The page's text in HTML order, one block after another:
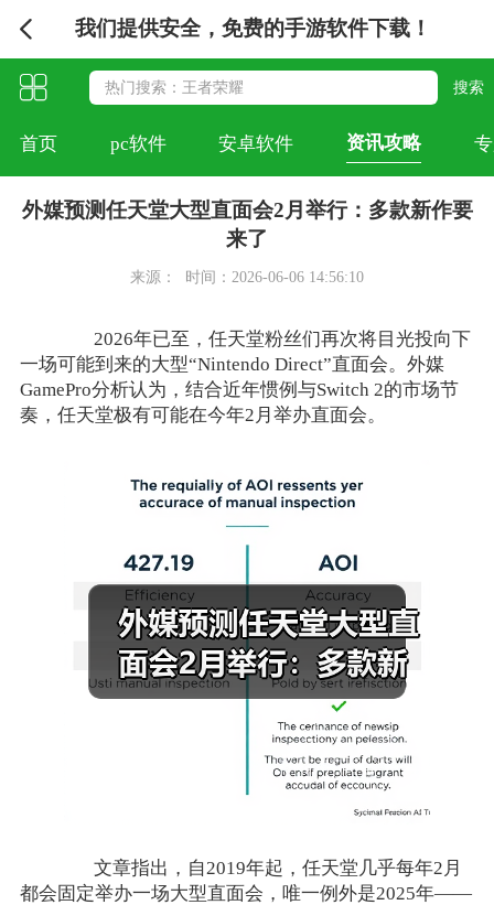
我们提供安全，免费的手游软件下载！
首页 pc软件 安卓软件 资讯攻略
外媒预测任天堂大型直面会2月举行：多款新作要
来了
来源： 时间：2026-06-06 14:56:10
2026年已至，任天堂粉丝们再次将目光投向下
一场可能到来的大型“Nintendo Direct”直面会。外媒
GamePro分析认为，结合近年惯例与Switch 2的市场节
奏，任天堂极有可能在今年2月举办直面会。
文章指出，自2019年起，任天堂几乎每年2月
都会固定举办一场大型直面会，唯一例外是2025年——